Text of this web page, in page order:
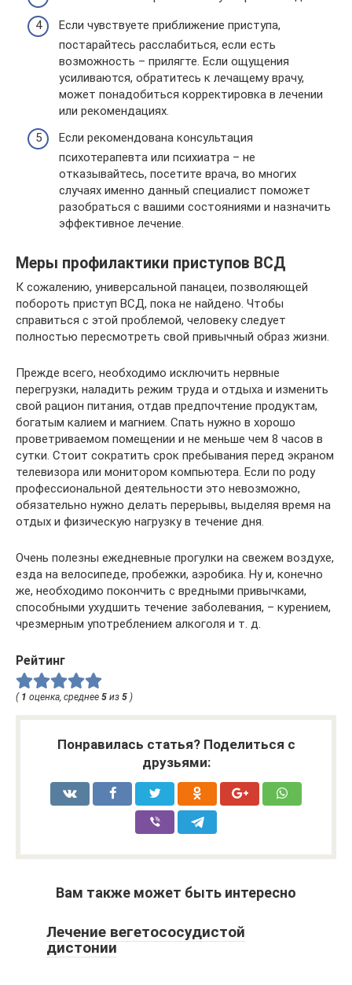
Если чувствуете приближение приступа,
постарайтесь расслабиться, если есть
возможность – прилягте. Если ощущения
усиливаются, обратитесь к лечащему врачу,
может понадобиться корректировка в лечении
или рекомендациях.
Если рекомендована консультация
психотерапевта или психиатра – не
отказывайтесь, посетите врача, во многих
случаях именно данный специалист поможет
разобраться с вашими состояниями и назначить
эффективное лечение.
Меры профилактики приступов ВСД
К сожалению, универсальной панацеи, позволяющей
побороть приступ ВСД, пока не найдено. Чтобы
справиться с этой проблемой, человеку следует
полностью пересмотреть свой привычный образ жизни.
Прежде всего, необходимо исключить нервные
перегрузки, наладить режим труда и отдыха и изменить
свой рацион питания, отдав предпочтение продуктам,
богатым калием и магнием. Спать нужно в хорошо
проветриваемом помещении и не меньше чем 8 часов в
сутки. Стоит сократить срок пребывания перед экраном
телевизора или монитором компьютера. Если по роду
профессиональной деятельности это невозможно,
обязательно нужно делать перерывы, выделяя время на
отдых и физическую нагрузку в течение дня.
Очень полезны ежедневные прогулки на свежем воздухе,
езда на велосипеде, пробежки, аэробика. Ну и, конечно
же, необходимо покончить с вредными привычками,
способными ухудшить течение заболевания, – курением,
чрезмерным употреблением алкоголя и т. д.
Рейтинг
( 1 оценка, среднее 5 из 5 )
Понравилась статья? Поделиться с
друзьями:
Вам также может быть интересно
Лечение вегетососудистой
дистонии